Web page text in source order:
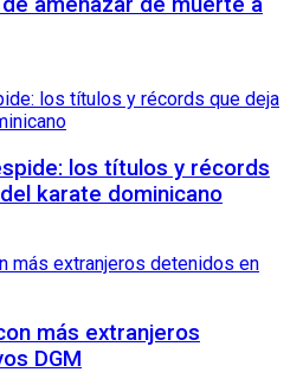
los títulos y récords
karate dominicano
más extranjeros
DGM